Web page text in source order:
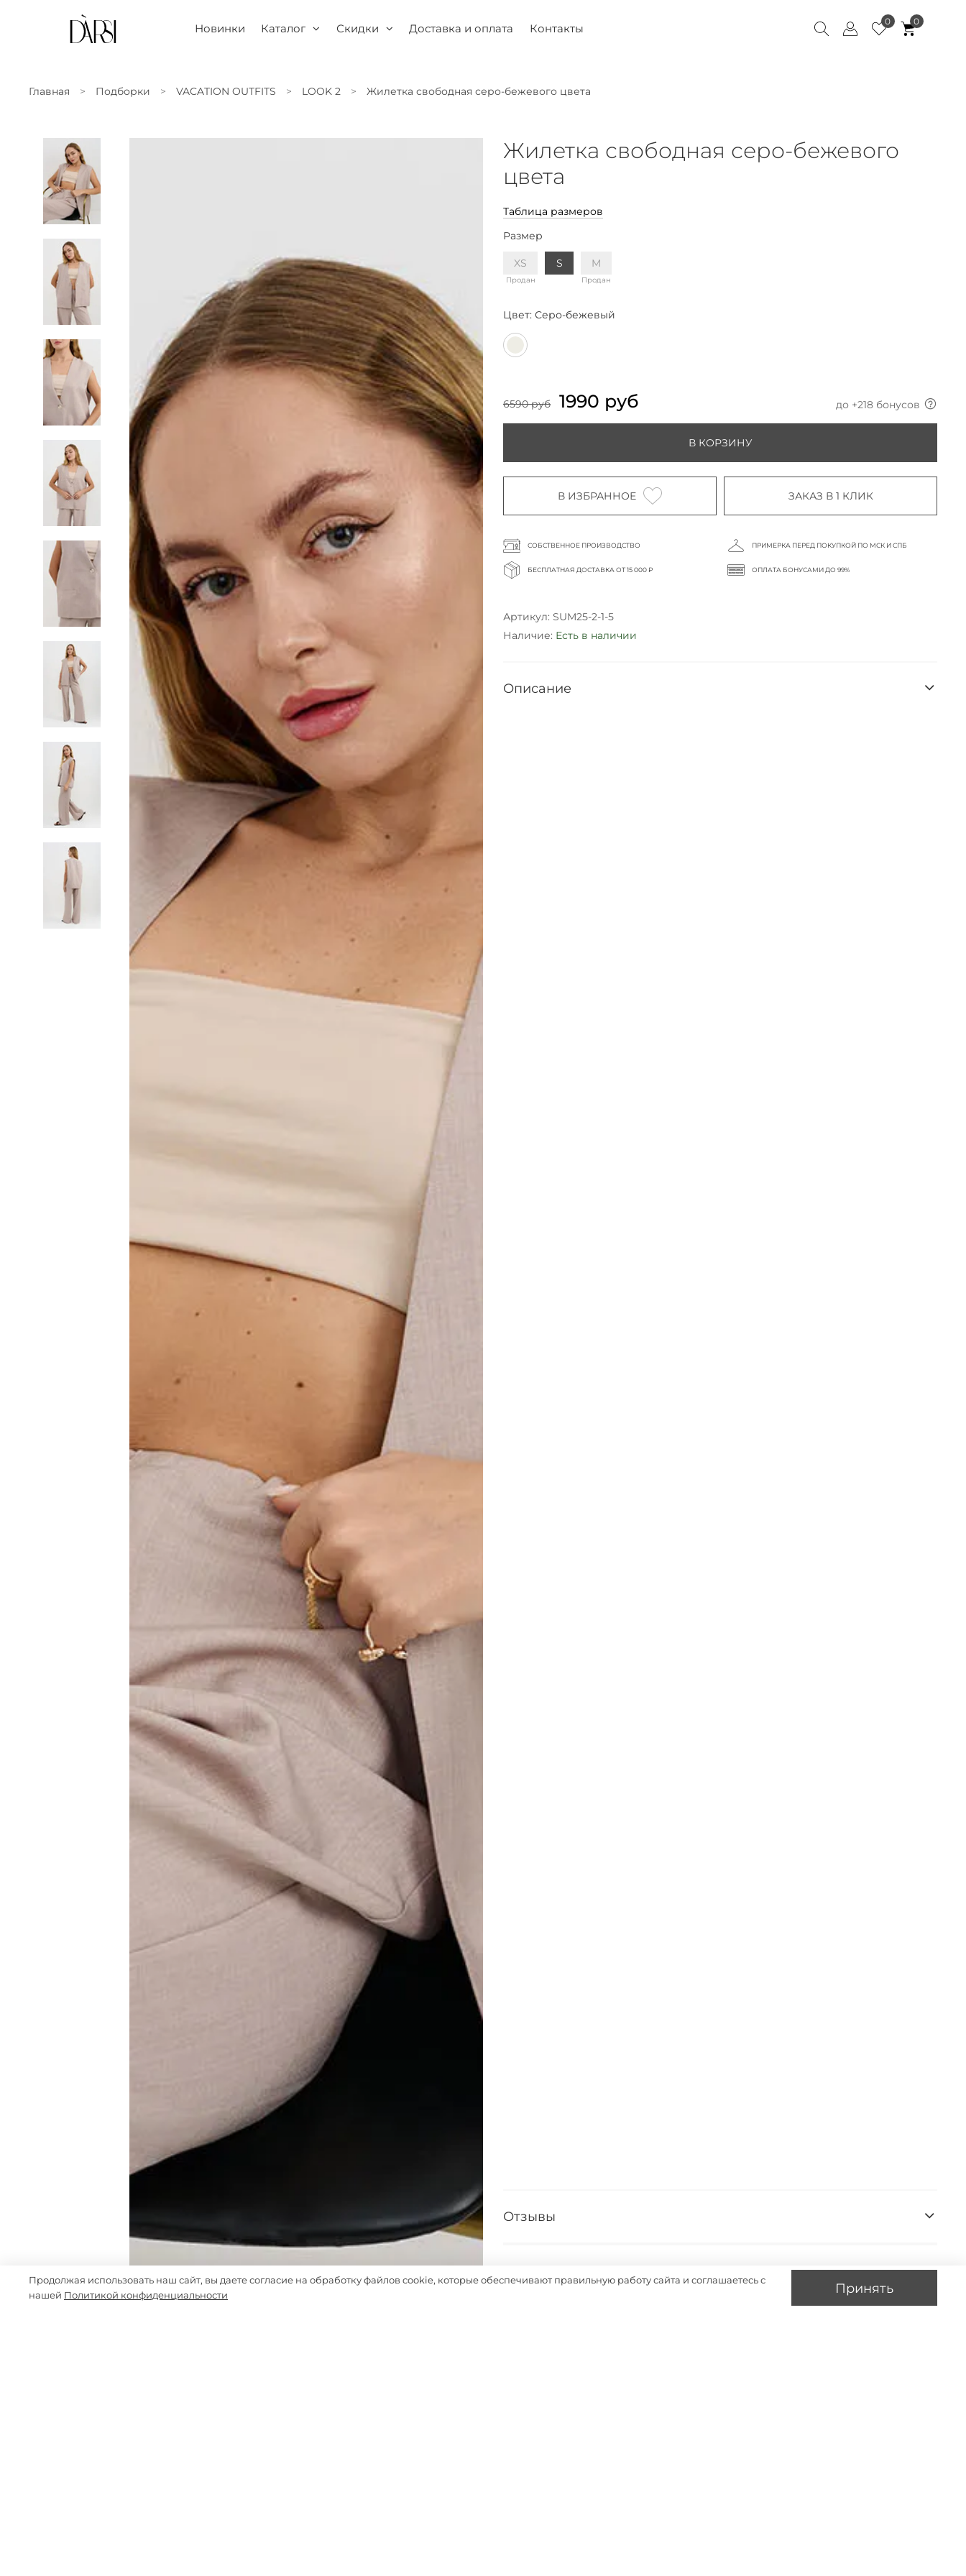
Новинки Каталог Скидки Доставка и оплата Контакты
0 0
Главная Подборки VACATION OUTFITS LOOK 2 Жилетка свободная серо-бежевого цвета
Жилетка свободная серо-бежевого
цвета
Таблица размеров
Размер
XS
Продан
S M
Продан
Цвет: Серо-бежевый
6590 руб 1990 руб до +218 бонусов
В КОРЗИНУ
В ИЗБРАННОЕ ЗАКАЗ В 1 КЛИК
СОБСТВЕННОЕ ПРОИЗВОДСТВО
БЕСПЛАТНАЯ ДОСТАВКА ОТ 15 000 ₽
ПРИМЕРКА ПЕРЕД ПОКУПКОЙ ПО МСК И СПБ
ОПЛАТА БОНУСАМИ ДО 99%
Артикул: SUM25-2-1-5
Наличие: Есть в наличии
Описание
Отзывы
Продолжая использовать наш сайт, вы даете согласие на обработку файлов cookie, которые обеспечивают правильную работу сайта и соглашаетесь с
нашей Политикой конфиденциальности Принять